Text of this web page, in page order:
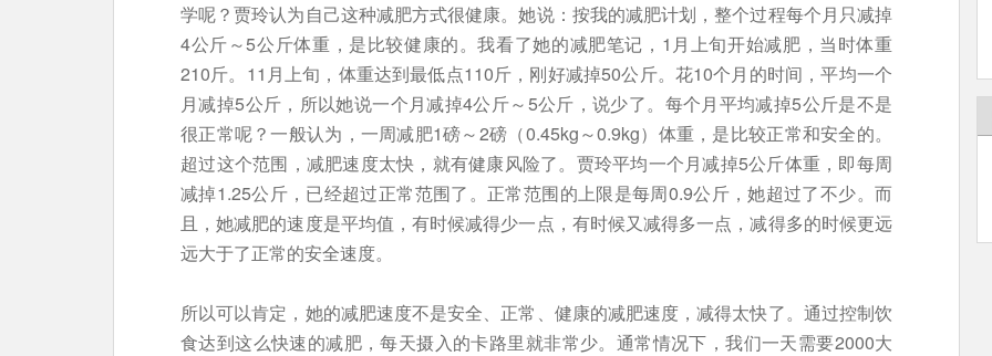
学呢？贾玲认为自己这种减肥方式很健康。她说：按我的减肥计划，整个过程每个月只减掉
4公斤～5公斤体重，是比较健康的。我看了她的减肥笔记，1月上旬开始减肥，当时体重
210斤。11月上旬，体重达到最低点110斤，刚好减掉50公斤。花10个月的时间，平均一个
月减掉5公斤，所以她说一个月减掉4公斤～5公斤，说少了。每个月平均减掉5公斤是不是
很正常呢？一般认为，一周减肥1磅～2磅（0.45kg～0.9kg）体重，是比较正常和安全的。
超过这个范围，减肥速度太快，就有健康风险了。贾玲平均一个月减掉5公斤体重，即每周
减掉1.25公斤，已经超过正常范围了。正常范围的上限是每周0.9公斤，她超过了不少。而
且，她减肥的速度是平均值，有时候减得少一点，有时候又减得多一点，减得多的时候更远
远大于了正常的安全速度。
所以可以肯定，她的减肥速度不是安全、正常、健康的减肥速度，减得太快了。通过控制饮
食达到这么快速的减肥，每天摄入的卡路里就非常少。通常情况下，我们一天需要2000大